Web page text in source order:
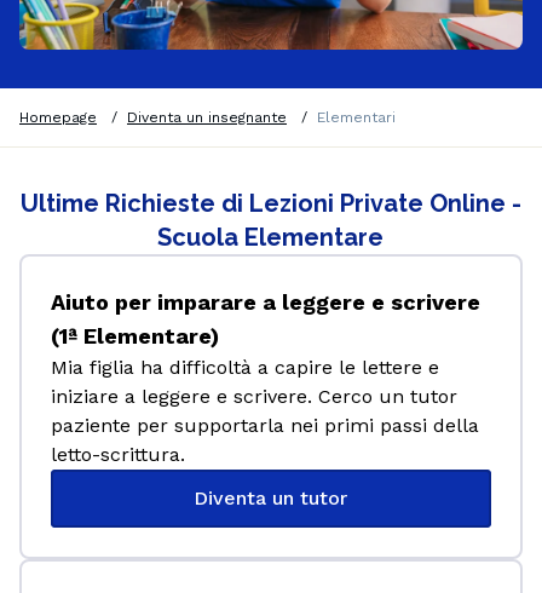
Homepage / Diventa un insegnante / Elementari
Ultime Richieste di Lezioni Private Online -
Scuola Elementare
Aiuto per imparare a leggere e scrivere
(1ª Elementare)
Mia figlia ha difficoltà a capire le lettere e
iniziare a leggere e scrivere. Cerco un tutor
paziente per supportarla nei primi passi della
letto-scrittura.
Diventa un tutor